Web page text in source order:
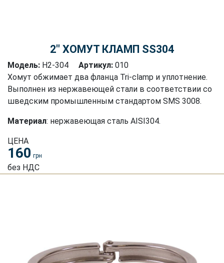
2″ ХОМУТ КЛАМП SS304
Модель: H2-304 Артикул: 010
Хомут обжимает два фланца Tri-clamp и уплотнение.
Выполнен из нержавеющей стали в соответствии со
шведским промышленным стандартом SMS 3008.
Материал: нержавеющая сталь AISI304.
ЦЕНА
160 грн
без НДС